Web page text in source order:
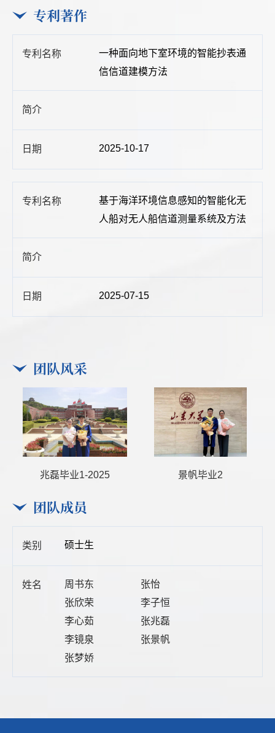
专利著作
一种面向地下室环境的智能抄表通
信信道建模方法
2025-10-17
基于海洋环境信息感知的智能化无
人船对无人船信道测量系统及方法
2025-07-15
团队风采
兆磊毕业1-2025 景帆毕业2
团队成员
硕士生
周书东
张怡
张欣荣
李子恒
李心茹
张兆磊
李镜泉
张景帆
张梦娇